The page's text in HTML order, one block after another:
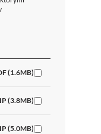
(1.6MB)
(3.8MB)
(5.0MB)